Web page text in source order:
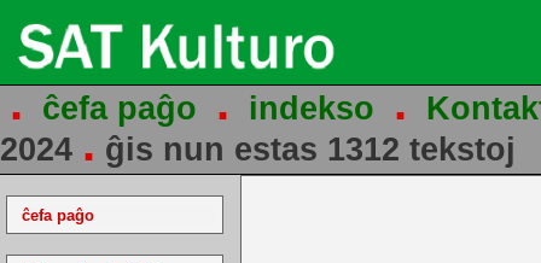
. ĉefa paĝo . indekso .
2024 . ĝis nun estas 1312 tekstoj
ĉefa paĝo